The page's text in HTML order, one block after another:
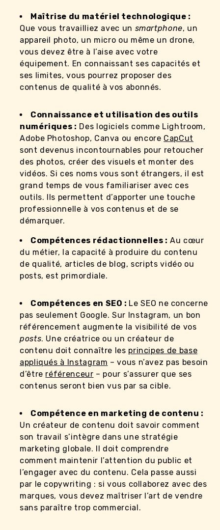
Maîtrise du matériel technologique :
Que vous travailliez avec un smartphone, un
appareil photo, un micro ou même un drone,
vous devez être à l’aise avec votre
équipement. En connaissant ses capacités et
ses limites, vous pourrez proposer des
contenus de qualité à vos abonnés.
Connaissance et utilisation des outils
numériques : Des logiciels comme Lightroom,
Adobe Photoshop, Canva ou encore CapCut
sont devenus incontournables pour retoucher
des photos, créer des visuels et monter des
vidéos. Si ces noms vous sont étrangers, il est
grand temps de vous familiariser avec ces
outils. Ils permettent d’apporter une touche
professionnelle à vos contenus et de se
démarquer.
Compétences rédactionnelles : Au cœur
du métier, la capacité à produire du contenu
de qualité, articles de blog, scripts vidéo ou
posts, est primordiale.
Compétences en SEO : Le SEO ne concerne
pas seulement Google. Sur Instagram, un bon
référencement augmente la visibilité de vos
posts. Une créatrice ou un créateur de
contenu doit connaître les principes de base
appliqués à Instagram – vous n’avez pas besoin
d’être référenceur – pour s’assurer que ses
contenus seront bien vus par sa cible.
Compétence en marketing de contenu :
Un créateur de contenu doit savoir comment
son travail s’intègre dans une stratégie
marketing globale. Il doit comprendre
comment maintenir l’attention du public et
l’engager avec du contenu. Cela passe aussi
par le copywriting : si vous collaborez avec des
marques, vous devez maîtriser l’art de vendre
sans paraître trop commercial.